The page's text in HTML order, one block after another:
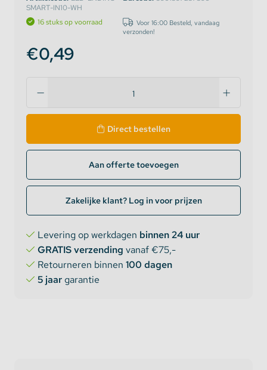
SMART-IN10-WH
16 stuks op voorraad
Voor 16:00 Besteld, vandaag
verzonden!
€0,49
Direct bestellen
Aan offerte toevoegen
Zakelijke klant? Log in voor prijzen
Levering op werkdagen binnen 24 uur
GRATIS verzending vanaf €75,-
Retourneren binnen 100 dagen
5 jaargarantie